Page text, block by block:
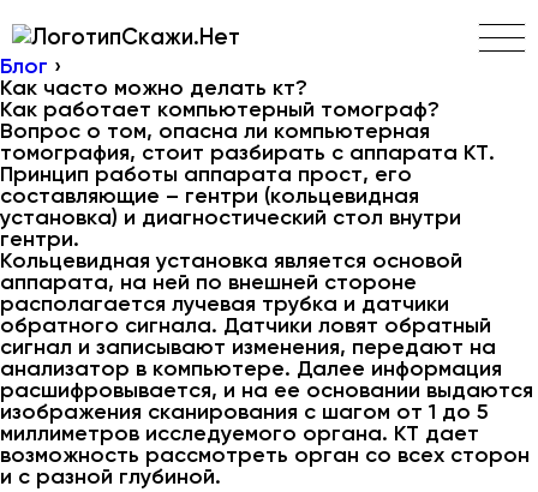
Скажи.Нет
Блог ›
Как часто можно делать кт?
Как работает компьютерный томограф?
Вопрос о том, опасна ли компьютерная
томография, стоит разбирать с аппарата КТ.
Принцип работы аппарата прост, его
составляющие – гентри (кольцевидная
установка) и диагностический стол внутри
гентри.
Кольцевидная установка является основой
аппарата, на ней по внешней стороне
располагается лучевая трубка и датчики
обратного сигнала. Датчики ловят обратный
сигнал и записывают изменения, передают на
анализатор в компьютере. Далее информация
расшифровывается, и на ее основании выдаются
изображения сканирования с шагом от 1 до 5
миллиметров исследуемого органа. КТ дает
возможность рассмотреть орган со всех сторон
и с разной глубиной.